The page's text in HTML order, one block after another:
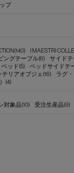
プ
I MAESTRI
ングテーブル(6) サイドテ
ベッド(5) ベッドサイドテ
テリアオブジェ(16) ラグ
(4)
対象品(10) 受注生産品(9)